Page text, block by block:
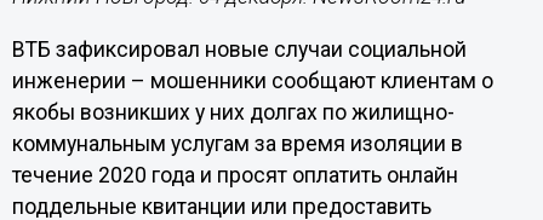
ВТБ зафиксировал новые случаи социальной
инженерии – мошенники сообщают клиентам о
якобы возникших у них долгах по жилищно-
коммунальным услугам за время изоляции в
течение 2020 года и просят оплатить онлайн
поддельные квитанции или предоставить